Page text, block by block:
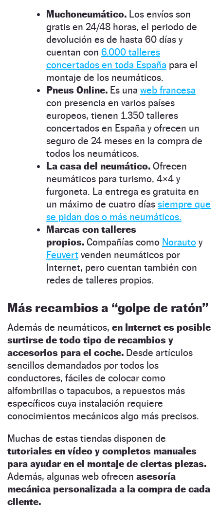
Muchoneumático. Los envíos son
gratis en 24/48 horas, el periodo de
devolución es de hasta 60 días y
cuentan con 6.000 talleres
concertados en toda España para el
montaje de los neumáticos.
Pneus Online. Es una web francesa
con presencia en varios países
europeos, tienen 1.350 talleres
concertados en España y ofrecen un
seguro de 24 meses en la compra de
todos los neumáticos.
La casa del neumático. Ofrecen
neumáticos para turismo, 4×4 y
furgoneta. La entrega es gratuita en
un máximo de cuatro días siempre que
se pidan dos o más neumáticos.
Marcas con talleres
propios. Compañías como Norauto y
Feuvert venden neumáticos por
Internet, pero cuentan también con
redes de talleres propios.
Más recambios a “golpe de ratón”
Además de neumáticos, en Internet es posible
surtirse de todo tipo de recambios y
accesorios para el coche. Desde artículos
sencillos demandados por todos los
conductores, fáciles de colocar como
alfombrillas o tapacubos, a repuestos más
específicos cuya instalación requiere
conocimientos mecánicos algo más precisos.
Muchas de estas tiendas disponen de
tutoriales en vídeo y completos manuales
para ayudar en el montaje de ciertas piezas.
Además, algunas web ofrecen asesoría
mecánica personalizada a la compra de cada
cliente.